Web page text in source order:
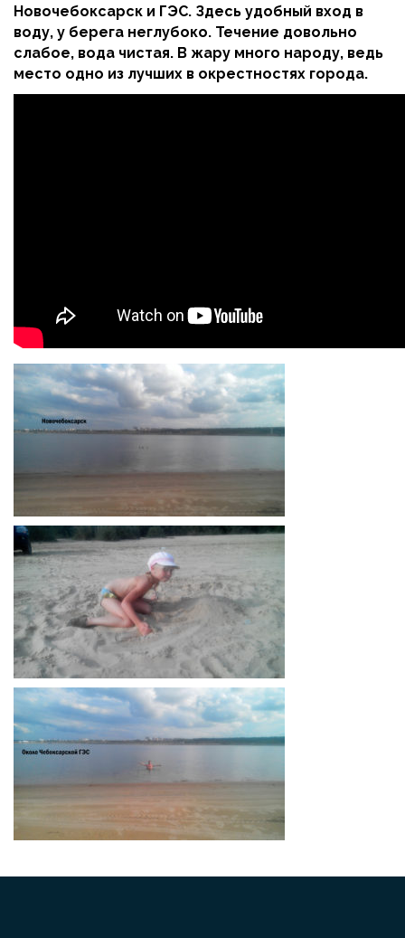
Новочебоксарск и ГЭС. Здесь удобный вход в
воду, у берега неглубоко. Течение довольно
слабое, вода чистая. В жару много народу, ведь
место одно из лучших в окрестностях города.